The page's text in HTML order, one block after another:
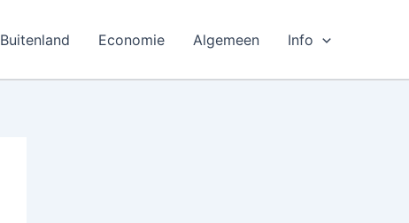
Buitenland Economie Algemeen Info